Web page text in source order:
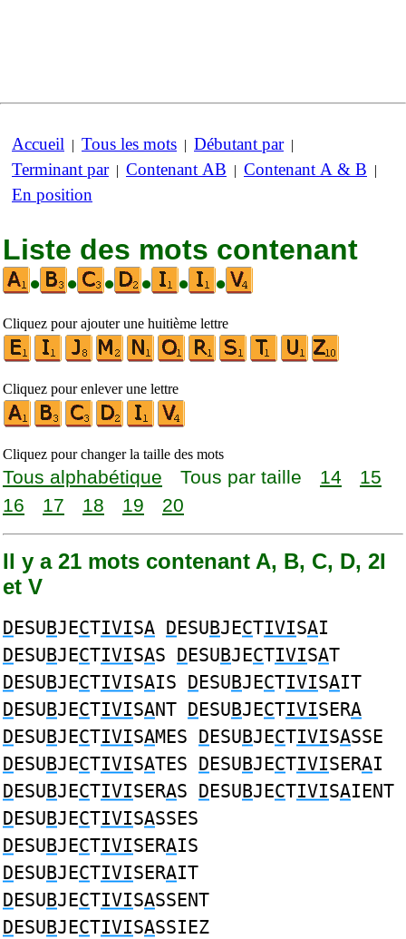
Accueil | Tous les mots | Débutant par|
Terminant par| Contenant AB | Contenant A & B |
En position
Liste des mots contenant
•
• • • • •
Cliquez pour ajouter une huitième lettre
Cliquez pour enlever une lettre
Cliquez pour changer la taille des mots
Tous alphabétique Tous par taille 14
15
16
17 18 19 20
Il y a 21 mots contenant A, B, C, D, 2I
et V
DESUBJECTIVISA DESUBJECTIVISAI
DESUBJECTIVISAS DESUBJECTIVISAT
DESUBJECTIVISAIS DESUBJECTIVISAIT
DESUBJECTIVISANT DESUBJECTIVISERA
DESUBJECTIVISAMES DESUBJECTIVISASSE
DESUBJECTIVISATES DESUBJECTIVISERAI
DESUBJECTIVISERAS DESUBJECTIVISAIENT
DESUBJECTIVISASSES
DESUBJECTIVISERAIS
DESUBJECTIVISERAIT
DESUBJECTIVISASSENT
DESUBJECTIVISASSIEZ